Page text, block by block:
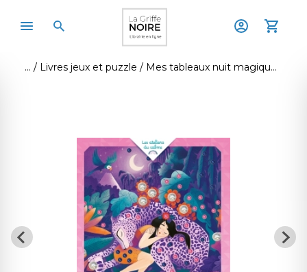
Livres jeux et puzzle Mes tableaux nuit magique en perles nacrées - pochette avec accessoires